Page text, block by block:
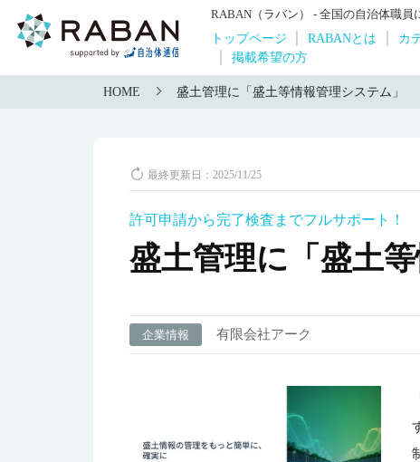
RABAN（ラバン） - 全国の自治体職員
トップページ RABANとは カ
掲載希望の方
HOME 盛土管理に「盛土等情報管理システム」
最終更新日：2025/11/25
許可申請から完了検査までフルサポート！
盛土管理に「盛土
企業情報 有限会社アーク